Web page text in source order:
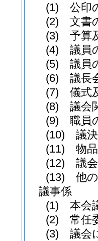
(1) 公印
(2) 文書
(3) 予算
(4) 議員
(5) 議員
(6) 議長
(7) 儀式
(8) 議会
(9) 職員
(10) 議決
(11) 物品
(12) 議会
(13) 他の
議事係
(1) 本会
(2) 常任
(3) 議会